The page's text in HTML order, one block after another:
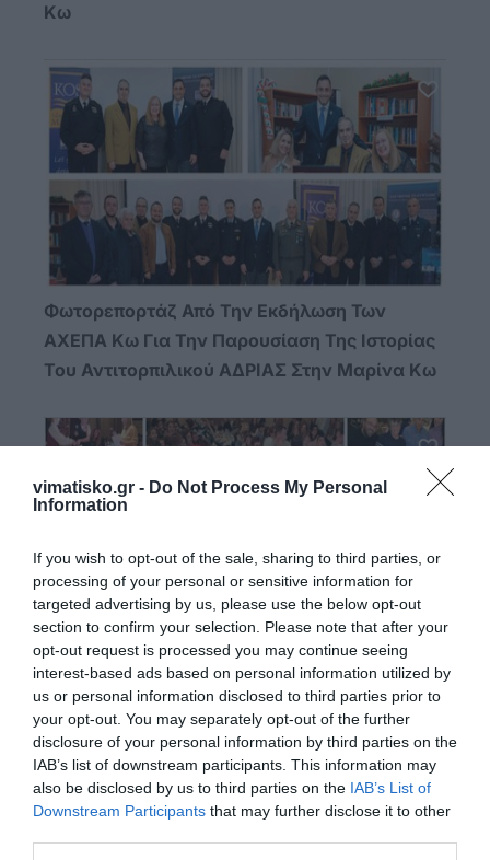
vimatisko.gr - Do Not Process My Personal
Information
If you wish to opt-out of the sale, sharing to third parties, or
processing of your personal or sensitive information for
targeted advertising by us, please use the below opt-out
section to confirm your selection. Please note that after your
opt-out request is processed you may continue seeing
interest-based ads based on personal information utilized by
us or personal information disclosed to third parties prior to
your opt-out. You may separately opt-out of the further
disclosure of your personal information by third parties on the
IAB’s list of downstream participants. This information may
also be disclosed by us to third parties on the IAB’s List of
Downstream Participants that may further disclose it to other
Κω
Φωτορεπορτάζ Από Την Εκδήλωση Των
ΑΧΕΠΑ Κω Για Την Παρουσίαση Της Ιστορίας
Του Αντιτορπιλικού ΑΔΡΙΑΣ Στην Μαρίνα Κω
Φωτορεπορτάζ Από Το Bingo Των Lions Kω